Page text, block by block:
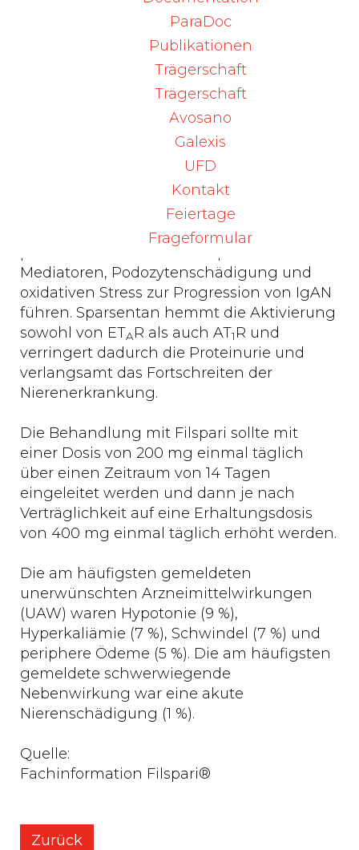
ParaDoc
Publikationen
Trägerschaft
Trägerschaft
Avosano
Galexis
UFD
Kontakt
Feiertage
Frageformular
Zulassung überführt werden.
Sparsentan ist ein dualer Endothelin-
Angiotensin-Rezeptorantagonist.
Es ist ein einzelnes Molekül, das als
hochaffiner, doppelt wirkender Antagonist
R als auch des AT
fungiert. Endothelin-1 über ET
R vermitteln
Prozesse, die durch hämodynamische
Wirkungen und Mesangialzellproliferation,
die erhöhte Expression und Aktivität
Mediatoren, Podozytenschädigung und
oxidativen Stress zur Progression von IgAN
führen. Sparsentan hemmt die Aktivierung
sowohl von ETAR als auch AT1 R und
verringert dadurch die Proteinurie und
verlangsamt das Fortschreiten der
Nierenerkrankung.
Die Behandlung mit Filspari sollte mit
einer Dosis von 200 mg einmal täglich
über einen Zeitraum von 14 Tagen
eingeleitet werden und dann je nach
Verträglichkeit auf eine Erhaltungsdosis
von 400 mg einmal täglich erhöht werden.
Die am häufigsten gemeldeten
unerwünschten Arzneimittelwirkungen
(UAW) waren Hypotonie (9 %),
Hyperkaliämie (7 %), Schwindel (7 %) und
periphere Ödeme (5 %). Die am häufigsten
gemeldete schwerwiegende
Nebenwirkung war eine akute
Nierenschädigung (1 %).
Quelle:
Fachinformation Filspari®
Zurück